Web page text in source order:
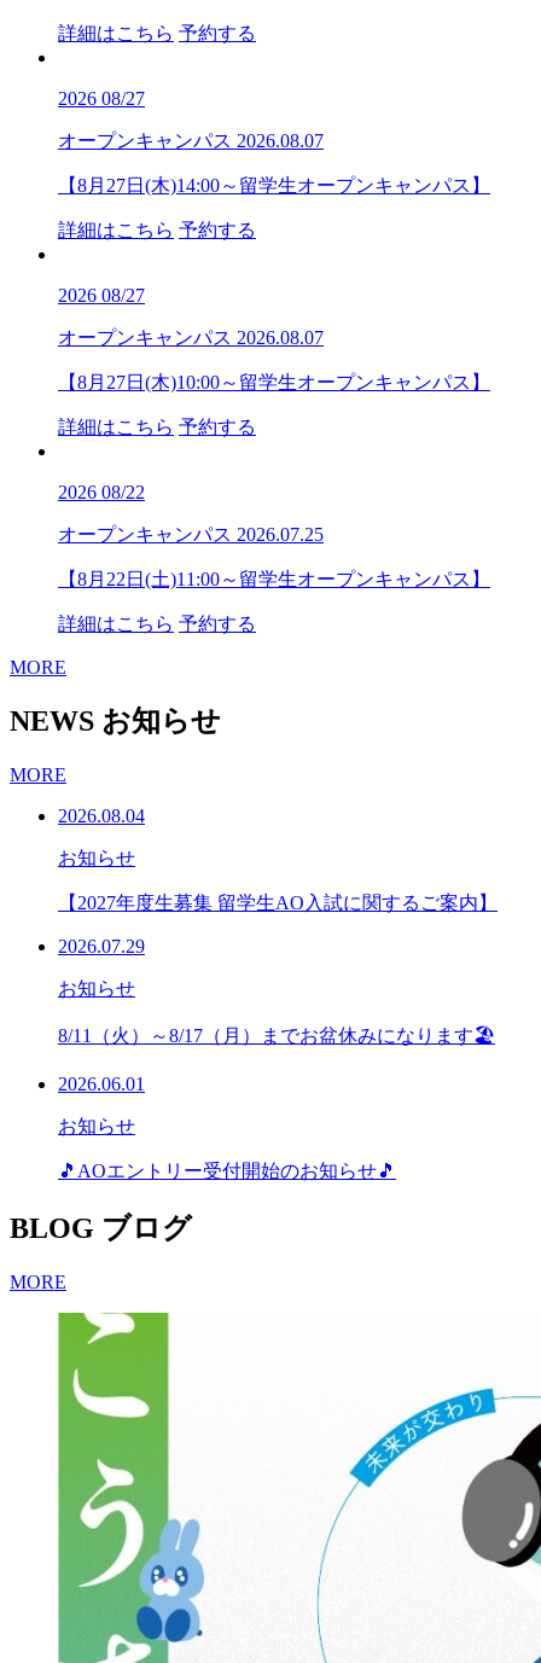
詳細はこちら 予約する
2026 08/27
オープンキャンパス 2026.08.07
【8月27日(木)14:00～留学生オープンキャンパス】
詳細はこちら 予約する
2026 08/27
オープンキャンパス 2026.08.07
【8月27日(木)10:00～留学生オープンキャンパス】
詳細はこちら 予約する
2026 08/22
オープンキャンパス 2026.07.25
【8月22日(土)11:00～留学生オープンキャンパス】
詳細はこちら 予約する
MORE
NEWS お知らせ
MORE
2026.08.04
お知らせ
【2027年度生募集 留学生AO入試に関するご案内】
2026.07.29
お知らせ
8/11（火）～8/17（月）までお盆休みになります🏖
2026.06.01
お知らせ
🎵AOエントリー受付開始のお知らせ🎵
BLOG ブログ
MORE